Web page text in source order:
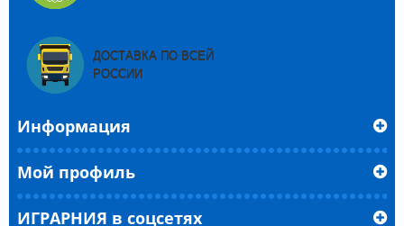
ДОСТАВКА ПО ВСЕЙ
РОССИИ
Информация
Мой профиль
ИГРАРНИЯ в соцсетях